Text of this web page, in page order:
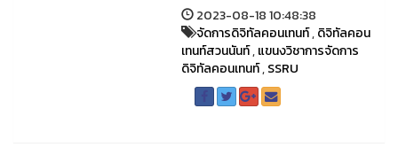
2023-08-18 10:48:38
จัดการดิจิทัลคอนเทนท์,ดิจิทัลคอน
เทนท์สวนนันท์,แขนงวิชาการจัดการ
ดิจิทัลคอนเทนท์,SSRU